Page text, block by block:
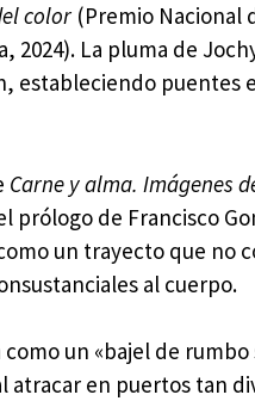
color (Premio Nacional
2024). La pluma de
estableciendo puentes
Carne y alma. Imágenes
de Francisco
un trayecto que no
al cuerpo.
un «bajel de
en puertos tan